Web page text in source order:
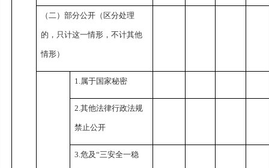
（二）部分公开（区分处理
的，只计这一情形，不计其他
情形）
1.属于国家秘密
2.其他法律行政法规
禁止公开
3.危及“三安全一稳